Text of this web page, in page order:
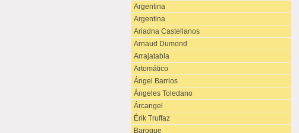
Argentina
Argentina
Ariadna Castellanos
Arnaud Dumond
Arrajatabla
Artomático
Ángel Barrios
Ángeles Toledano
Árcangel
Érik Truffaz
Baroque